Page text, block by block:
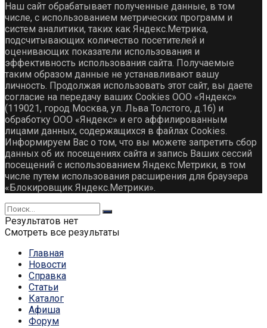
Наш сайт обрабатывает полученные данные, в том
числе, с использованием метрических программ и
систем аналитики, таких как Яндекс.Метрика,
подсчитывающих количество посетителей и
оценивающих показатели использования и
эффективность использования сайта. Получаемые
таким образом данные не устанавливают вашу
личность. Продолжая использовать этот сайт, вы даете
согласие на передачу ваших Cookies ООО «Яндекс»
(119021, город Москва, ул. Льва Толстого, д.16) и
обработку ООО «Яндекс» и его аффилированным
лицами данных, содержащихся в файлах Cookies.
Информируем Вас о том, что вы можете запретить сбор
данных об их посещениях сайта и запись Ваших сессий
посещений с использованием Яндекс.Метрики, в том
числе путем использования расширения для браузера
«Блокировщик Яндекс.Метрики».
Результатов нет
Смотреть все результаты
Главная
Новости
Справка
Статьи
Каталог
Афиша
Форум